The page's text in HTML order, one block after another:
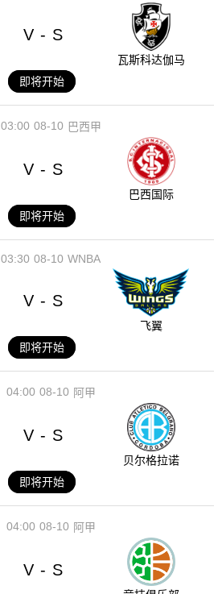
V - S
瓦斯科达伽马
即将开始
08-10
03:00 巴西甲
V - S
巴西国际
即将开始
08-10
03:30 WNBA
V - S
飞翼
即将开始
08-10
04:00 阿甲
V - S
贝尔格拉诺
即将开始
08-10
04:00 阿甲
V - S